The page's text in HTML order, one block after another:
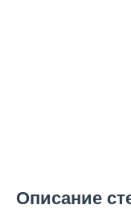
Описание